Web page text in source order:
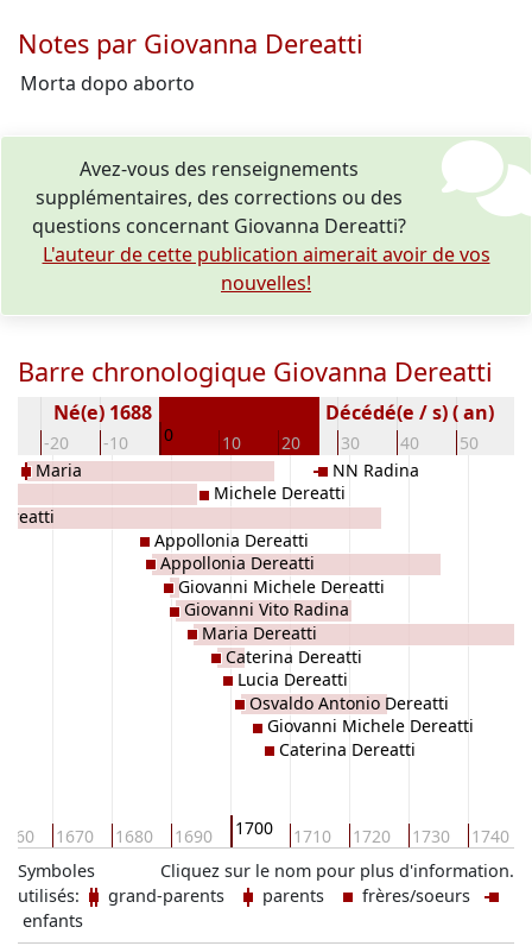
Notes par Giovanna Dereatti
Morta dopo aborto
Avez-vous des renseignements
supplémentaires, des corrections ou des
questions concernant Giovanna Dereatti?
L'auteur de cette publication aimerait avoir de vos
nouvelles!
Barre chronologique Giovanna Dereatti
-20 -10 0 10 20 30 40 50
Né(e) 1688 Décédé(e / s) ( an)
1670 1680 1690 1700 1710 1720 1730 1740
Maria
Appollonia Dereatti
Appollonia Dereatti
Giovanni Michele Dereatti
Giovanni Vito Radina
Maria Dereatti
Michele Dereatti
Caterina Dereatti
Lucia Dereatti
Osvaldo Antonio Dereatti
Giovanni Michele Dereatti
Caterina Dereatti
NN Radina
Cliquez sur le nom pour plus d'information.
Symboles
utilisés:
grand-parents parents
frères/soeurs
enfants